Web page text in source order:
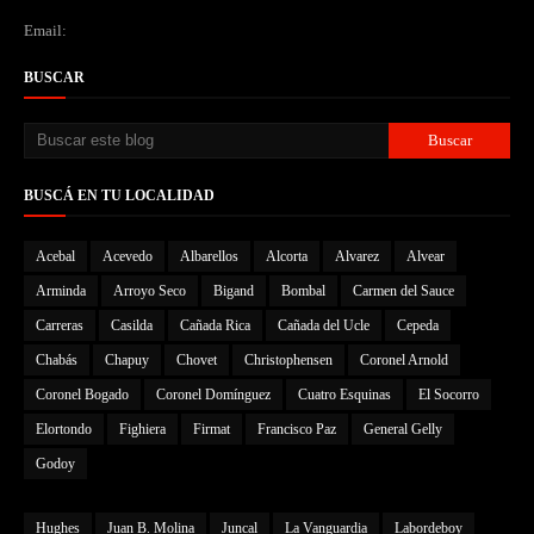
Email:
BUSCAR
BUSCÁ EN TU LOCALIDAD
Acebal Acevedo Albarellos Alcorta Alvarez Alvear
Arminda Arroyo Seco Bigand Bombal Carmen del Sauce
Carreras Casilda Cañada Rica Cañada del Ucle Cepeda
Chabás Chapuy Chovet Christophensen Coronel Arnold
Coronel Bogado Coronel Domínguez Cuatro Esquinas El Socorro
Elortondo Fighiera Firmat Francisco Paz General Gelly
Godoy
Hughes Juan B. Molina Juncal La Vanguardia Labordeboy